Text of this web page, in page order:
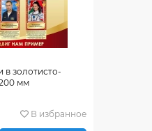
в золотисто-
мм
В избранное